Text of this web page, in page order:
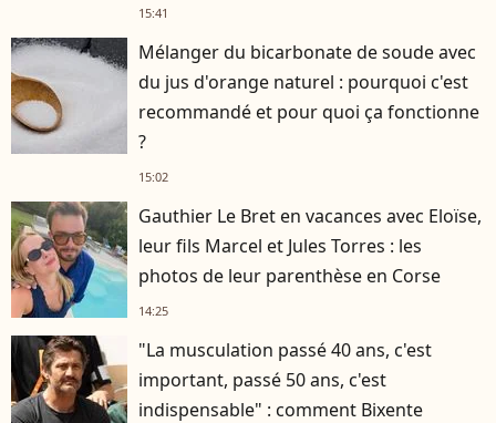
15:41
Mélanger du bicarbonate de soude avec
du jus d'orange naturel : pourquoi c'est
recommandé et pour quoi ça fonctionne
?
15:02
Gauthier Le Bret en vacances avec Eloïse,
leur fils Marcel et Jules Torres : les
photos de leur parenthèse en Corse
14:25
"La musculation passé 40 ans, c'est
important, passé 50 ans, c'est
indispensable" : comment Bixente